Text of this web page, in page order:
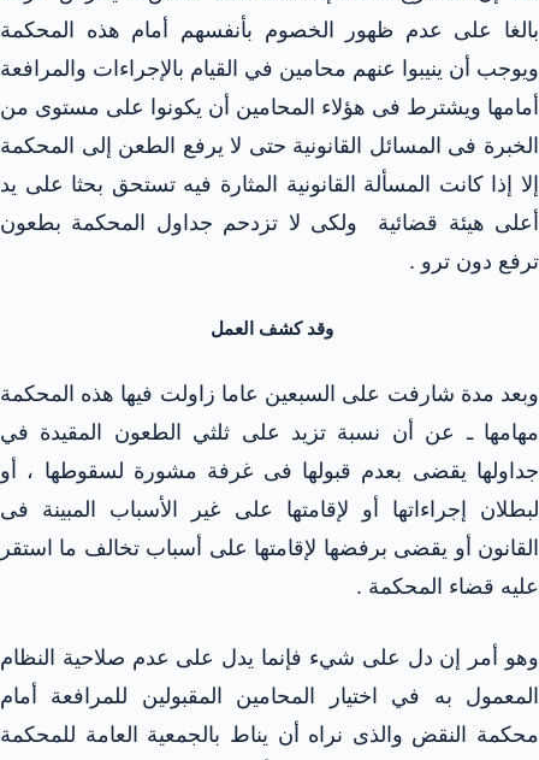
بالغا على عدم ظهور الخصوم بأنفسهم أمام هذه المحكمة
ويوجب أن ينيبوا عنهم محامين في القيام بالإجراءات والمرافعة
أمامها ويشترط فى هؤلاء المحامين أن يكونوا على مستوى من
الخبرة فى المسائل القانونية حتى لا يرفع الطعن إلى المحكمة
إلا إذا كانت المسألة القانونية المثارة فيه تستحق بحثا على يد
أعلى هيئة قضائية
ولكى لا تزدحم جداول المحكمة بطعون
ترفع دون ترو .
وقد كشف العمل
وبعد مدة شارفت على السبعين عاما زاولت فيها هذه المحكمة
مهامها ـ عن أن نسبة تزيد على ثلثي الطعون المقيدة في
جداولها يقضى بعدم قبولها فى غرفة مشورة لسقوطها ، أو
لبطلان إجراءاتها أو لإقامتها على غير الأسباب المبينة فى
القانون أو يقضى برفضها لإقامتها على أسباب تخالف ما استقر
عليه قضاء المحكمة .
وهو أمر إن دل على شيء فإنما يدل على عدم صلاحية النظام
المعمول به في اختيار المحامين المقبولين للمرافعة أمام
محكمة النقض والذى نراه أن يناط بالجمعية العامة للمحكمة